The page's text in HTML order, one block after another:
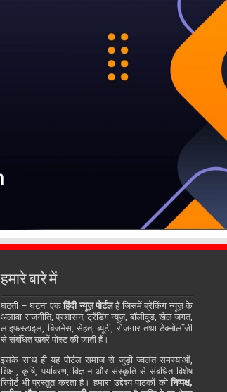
हमारे बारे में
घटती – घटना एकहिंदी न्यूज़ पोर्टलहै जिसमें ब्रेकिंग न्यूज़ के
अलावा राजनीति, प्रशासन, ट्रेंडिंग न्यूज़, बॉलीवुड, खेल जगत,
लाइफस्टाइल, बिजनेस, सेहत, ब्यूटी, रोजगार तथा टेक्नोलॉजी
से संबंधित खबरें पोस्ट की जाती हैं।
इसके साथ ही यह पोर्टल समाज से जुड़ी ज्वलंत समस्याओं,
शिक्षा, कृषि, पर्यावरण, विज्ञान और संस्कृति से संबंधित विशेष
रिपोर्ट भी प्रस्तुत करता है। हमारा उद्देश्य पाठकों कोनिष्पक्ष,